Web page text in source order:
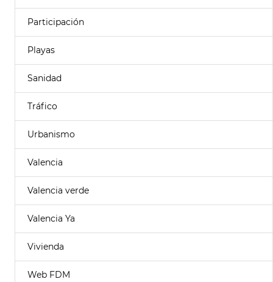
Participación
Playas
Sanidad
Tráfico
Urbanismo
Valencia
Valencia verde
Valencia Ya
Vivienda
Web FDM